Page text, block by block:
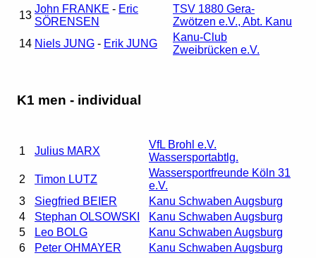
13
John FRANKE - Eric
SÖRENSEN
TSV 1880 Gera-
Zwötzen e.V., Abt. Kanu
14 Niels JUNG - Erik JUNG
Kanu-Club
Zweibrücken e.V.
K1 men - individual
1 Julius MARX
VfL Brohl e.V.
Wassersportabtlg.
2
Timon LUTZ
Wassersportfreunde Köln 31
e.V.
3
Siegfried BEIER
Kanu Schwaben Augsburg
4
Stephan OLSOWSKI
Kanu Schwaben Augsburg
5
Leo BOLG
Kanu Schwaben Augsburg
6
Peter OHMAYER
Kanu Schwaben Augsburg